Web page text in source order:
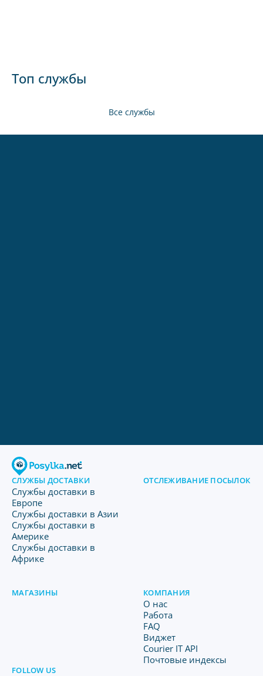
Топ службы
Все службы
СЛУЖБЫ ДОСТАВКИ
Службы доставки в
Европе
Службы доставки в Азии
Службы доставки в
Америке
Службы доставки в
Африке
ОТСЛЕЖИВАНИЕ ПОСЫЛОК
МАГАЗИНЫ КОМПАНИЯ
O нас
Работа
FAQ
Виджет
Courier IT API
Почтовые индексы
FOLLOW US